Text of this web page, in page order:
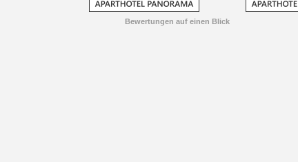
Bewertungen auf einen Blick